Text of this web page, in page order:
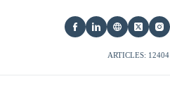
ARTICLES: 12404